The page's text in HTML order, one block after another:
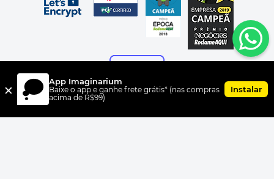
FORMAS DE PAGAMENTO
× App Imaginarium
Baixe o app e ganhe frete grátis* (nas compras
acima de R$99)
Instalar